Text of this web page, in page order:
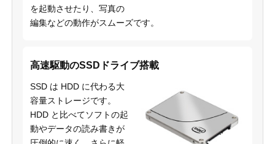
を起動させたり、写真の
編集などの動作がスムーズです。
高速駆動のSSDドライブ搭載
SSD は HDD に代わる大
容量ストレージです。
HDD と比べてソフトの起
動やデータの読み書きが